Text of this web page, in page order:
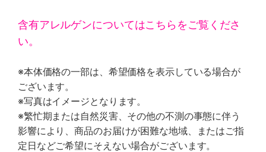
含有アレルゲンについてはこちらをご覧くださ
い。
※本体価格の一部は、希望価格を表示している場合が
ございます。
※写真はイメージとなります。
※繁忙期または自然災害、その他の不測の事態に伴う
影響により、商品のお届けが困難な地域、またはご指
定日などご希望にそえない場合がございます。